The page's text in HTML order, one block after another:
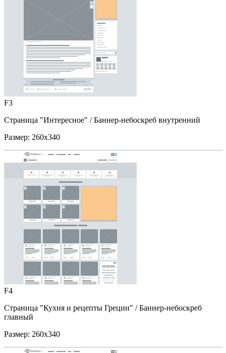
F3
Страница "Интересное" / Баннер-небоскреб внутренний
Размер: 260x340
F4
Страница "Кухня и рецепты Греции" / Баннер-небоскреб
главный
Размер: 260x340